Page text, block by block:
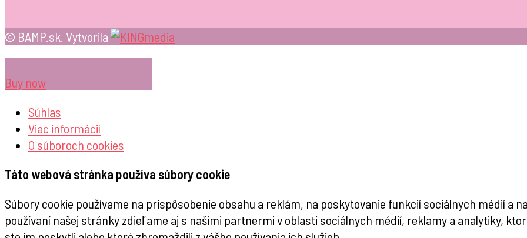
© BAMP.sk. Vytvorila
Buy now
Súhlas
Viac informácií
O súboroch cookies
Táto webová stránka používa súbory cookie
Súbory cookie používame na prispôsobenie obsahu a reklám, na poskytovanie funkcií sociálnych médií a
používaní našej stránky zdieľame aj s našimi partnermi v oblasti sociálnych médií, reklamy a analytiky,